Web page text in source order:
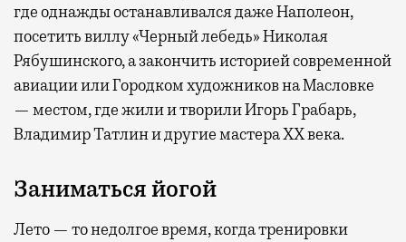
гдеоднажды останавливался даже Наполеон,
посетить виллу «Черный лебедь» Николая
Рябушинского, а закончить историей современной
авиации или Городком художников на Масловке
— местом, где жили и творили Игорь Грабарь,
Владимир Татлин и другие мастера XX века.
Заниматься йогой
Лето — то недолгое время, когда тренировки